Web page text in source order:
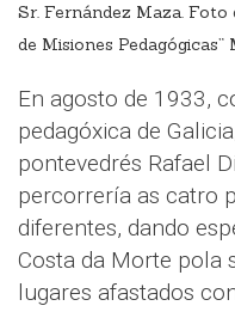
Sr. Fernández Maza.
de Misiones Pedagógicas”
En agosto de 1933,
pedagóxica de
pontevedrés Rafael
percorrería as catro
diferentes, dando
Costa da Morte pola
lugares afastados